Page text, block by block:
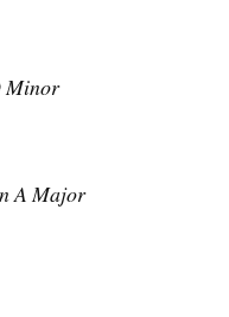
Minor
A Major